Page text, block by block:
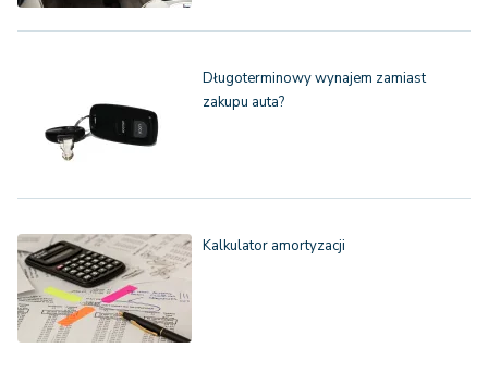
Długoterminowy wynajem zamiast
zakupu auta?
Kalkulator amortyzacji